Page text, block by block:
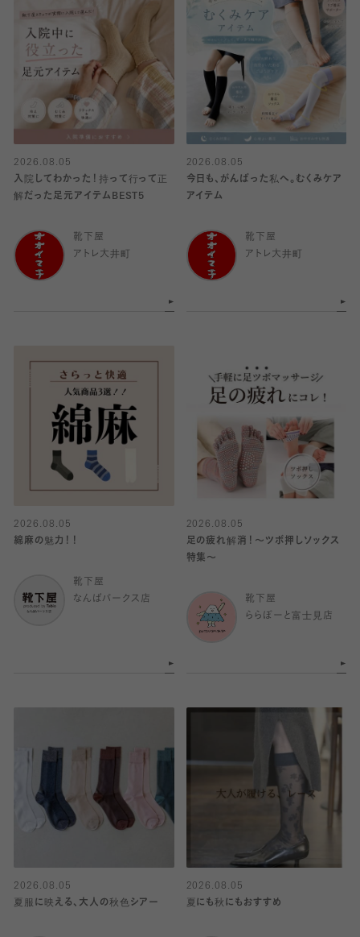
2026.08.05
入院してわかった！持って行って正
解だった足元アイテムBEST5
靴下屋
アトレ大井町
2026.08.05
今日も、がんばった私へ。むくみケア
アイテム
靴下屋
アトレ大井町
2026.08.05
綿麻の魅力！！
靴下屋
なんばパークス店
2026.08.05
足の疲れ解消！〜ツボ押しソックス
特集〜
靴下屋
ららぽーと富士見店
2026.08.05
夏服に映える、大人の秋色シアー
2026.08.05
夏にも秋にもおすすめ